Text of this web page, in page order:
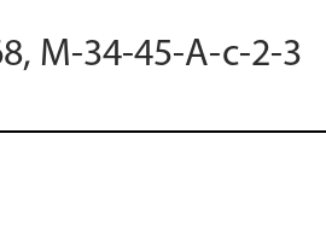
M-34-45-A-c-2-3